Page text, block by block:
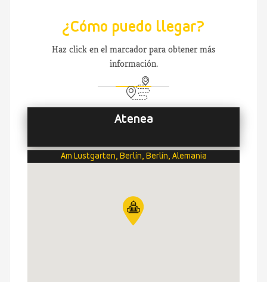
¿Cómo puedo llegar?
Haz click en el marcador para obtener más
información.
Atenea
Am Lustgarten, Berlín, Berlín, Alemania